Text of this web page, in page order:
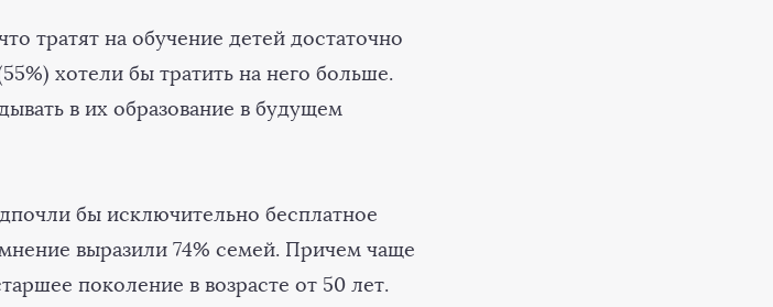
тратят на обучение детей достаточно
хотели бы тратить на него больше.
в их образование в будущем
бы исключительно бесплатное
выразили 74% семей. Причем чаще
поколение в возрасте от 50 лет.